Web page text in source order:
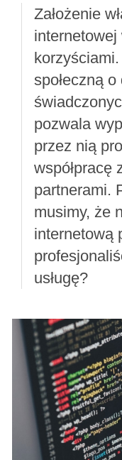
Założenie
społeczną
pozwala
przez nią
współpracę
partnerami.
musimy, że
internetową
usługę?